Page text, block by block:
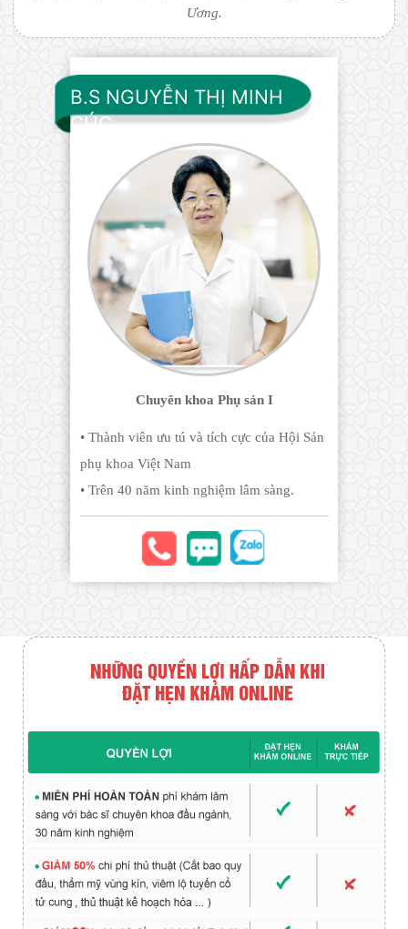
Ương.
B.S NGUYỄN THỊ MINH
CÚC
Chuyên khoa Phụ sản I
• Thành viên ưu tú và tích cực của Hội Sản
phụ khoa Việt Nam
• Trên 40 năm kinh nghiệm lâm sàng.